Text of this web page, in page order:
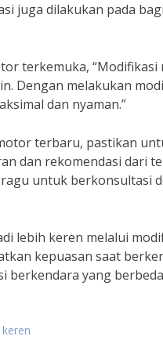
juga dilakukan pada
terkemuka,
Dengan melakukan
dan nyaman.”
terbaru, pastikan
dan rekomendasi dari
untuk berkonsultasi
lebih keren melalui
kepuasan saat
berkendara yang